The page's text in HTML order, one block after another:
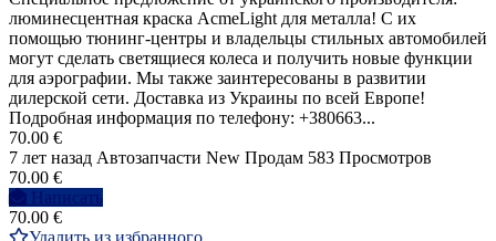
люминесцентная краска AcmeLight для металла! С их
помощью тюнинг-центры и владельцы стильных автомобилей
могут сделать светящиеся колеса и получить новые функции
для аэрографии. Мы также заинтересованы в развитии
дилерской сети. Доставка из Украины по всей Европе!
Подробная информация по телефону: +380663...
70.00 €
7 лет назад Автозапчасти New Продам 583 Просмотров
70.00 €
Написать
70.00 €